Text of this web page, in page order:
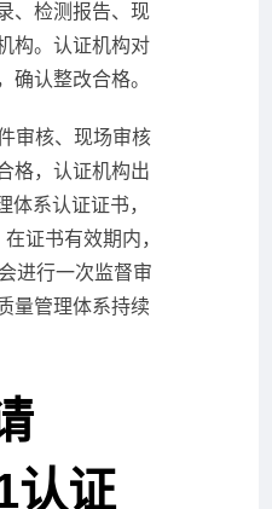
、检测报告、现
构。认证机构对
确认整改合格。
审核、现场审核
格，认证机构出
体系认证证书，
证书有效期内，
进行一次监督审
量管理体系持续
认证